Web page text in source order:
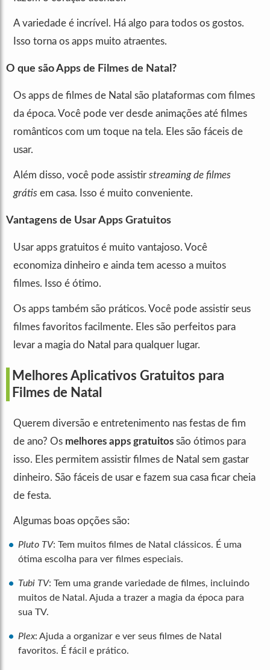
A variedade é incrível. Há algo para todos os gostos.
Isso torna os apps muito atraentes.
O que são Apps de Filmes de Natal?
Os apps de filmes de Natal são plataformas com filmes
da época. Você pode ver desde animações até filmes
românticos com um toque na tela. Eles são fáceis de
usar.
Além disso, você pode assistir streaming de filmes
grátis em casa. Isso é muito conveniente.
Vantagens de Usar Apps Gratuitos
Usar apps gratuitos é muito vantajoso. Você
economiza dinheiro e ainda tem acesso a muitos
filmes. Isso é ótimo.
Os apps também são práticos. Você pode assistir seus
filmes favoritos facilmente. Eles são perfeitos para
levar a magia do Natal para qualquer lugar.
Melhores Aplicativos Gratuitos para
Filmes de Natal
Querem diversão e entretenimento nas festas de fim
de ano? Os melhores apps gratuitos são ótimos para
isso. Eles permitem assistir filmes de Natal sem gastar
dinheiro. São fáceis de usar e fazem sua casa ficar cheia
de festa.
Algumas boas opções são:
Pluto TV: Tem muitos filmes de Natal clássicos. É uma
ótima escolha para ver filmes especiais.
Tubi TV: Tem uma grande variedade de filmes, incluindo
muitos de Natal. Ajuda a trazer a magia da época para
sua TV.
Plex: Ajuda a organizar e ver seus filmes de Natal
favoritos. É fácil e prático.